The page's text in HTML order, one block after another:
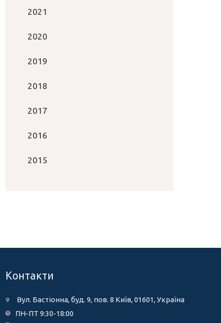
2021
2020
2019
2018
2017
2016
2015
Контакти
Вул. Бастіонна, буд. 9, пов. 8 Київ, 01601, Україна
ПН-ПТ 9:30-18:00